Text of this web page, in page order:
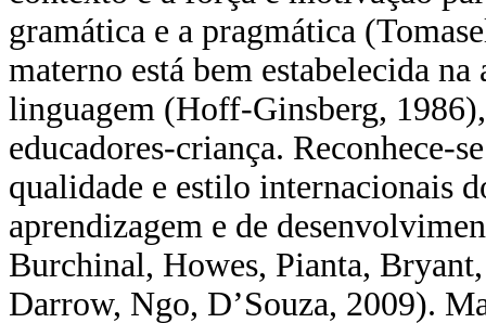
gramática e a pragmática
materno está bem estabelecida
linguagem (Hoff-Ginsberg,
educadores-criança. Reconhece-
qualidade e estilo internacionais
aprendizagem e de
Burchinal, Howes, Pianta,
Darrow, Ngo, D’Souza, 2009).